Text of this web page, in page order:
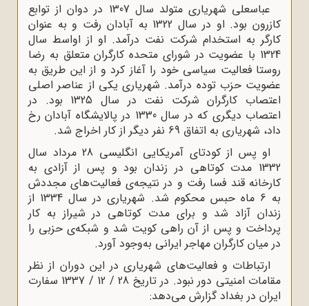
عباسعلی شهریاری متولد سال 1307 در دوان از توابع
کازرون بود. او در سال 1322 به آبادان رفت و به عنوان
کارگر به استخدام شرکت نفت درآمد. او از اواسط سال
1324 با عضویت در شورای متحده کارگران متعلق به رضا
روستا فعالیت سیاسی خود را آغاز کرد و از این طریق به
عضویت حزب توده درآمد. شهریاری یکی از عناصر اصلی
اعتصاب کارگران شرکت نفت در سال 1325 بود. در
اعتصاب دیگری که در سال 1330 در پالایشگاه آبادان رخ
داد، شهریاری به اتفاق 69 نفر دیگر از کار اخراج شد.
او پس از کودتای آمریکایی انگلیسی 28 مرداد سال
1332 مدت کوتاهی در زندان بود و پس از آزادی به
کارخانه قند فسا رفت و در نتیجه‌ی فعالیت‌های مجددش
به 6 ماه حبس محکوم شد. شهریاری در سال 1334 از
زندان آزاد شد و برای مدت کوتاهی در شیراز به کار
پرداخت و پس از آن راهی کویت شد و شبکه‌ی حزبی را
در میان کارگران مهاجر ایرانی به‌وجود آورد.
ارتباطات و فعالیت‌های شهریاری در این دوران از نظر
مقامات امنیتی دور نبود. در تاریخ 28 / 12 / 1337 سفارت
ایران در بغداد گزارش می‌دهد: